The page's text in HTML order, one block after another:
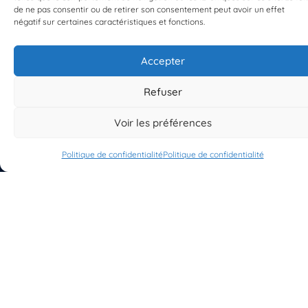
de ne pas consentir ou de retirer son consentement peut avoir un effet
négatif sur certaines caractéristiques et fonctions.
Accepter
Refuser
Voir les préférences
Politique de confidentialitéPolitique de confidentialité
S'INSCRIRE À LA NEWSLETTER